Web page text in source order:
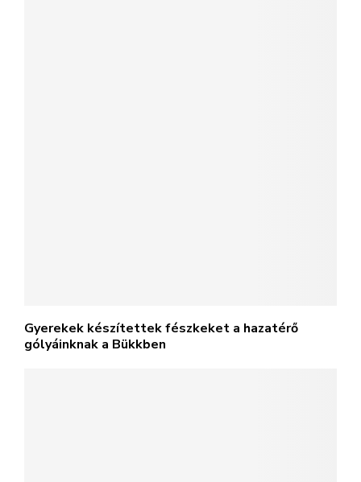
Gyerekek készítettek fészkeket a hazatérő
gólyáinknak a Bükkben